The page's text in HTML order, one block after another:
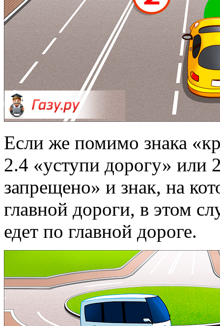
Если же помимо знака
2.4 «уступи дорогу» или
запрещено» и знак, на
главной дороги, в этом
едет по главной дороге.